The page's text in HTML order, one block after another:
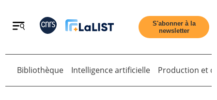
Retour
S'abonner à la
newsletter
Retour
Bibliothèque Intelligence artificielle Production et